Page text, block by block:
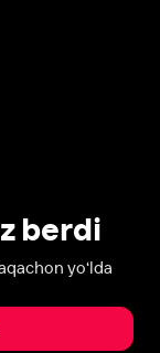
berdi
yo‘lda